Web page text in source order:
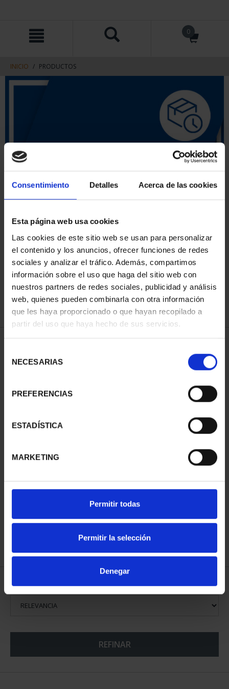
Consentimiento Detalles Acerca de las cookies
Esta página web usa cookies
Las cookies de este sitio web se usan para personalizar
el contenido y los anuncios, ofrecer funciones de redes
sociales y analizar el tráfico. Además, compartimos
información sobre el uso que haga del sitio web con
nuestros partners de redes sociales, publicidad y análisis
web, quienes pueden combinarla con otra información
que les haya proporcionado o que hayan recopilado a
partir del uso que haya hecho de sus servicios.
NECESARIAS
PREFERENCIAS
ESTADÍSTICA
MARKETING
Permitir todas
Permitir la selección
Denegar
contenido
men
de
navegacin
INICIO PRODUCTOS
ORDENAR POR:
REFINAR
1 Productos encontrados
CIUDADES PATRIMONIO
73,00 €
ORDENAR POR: